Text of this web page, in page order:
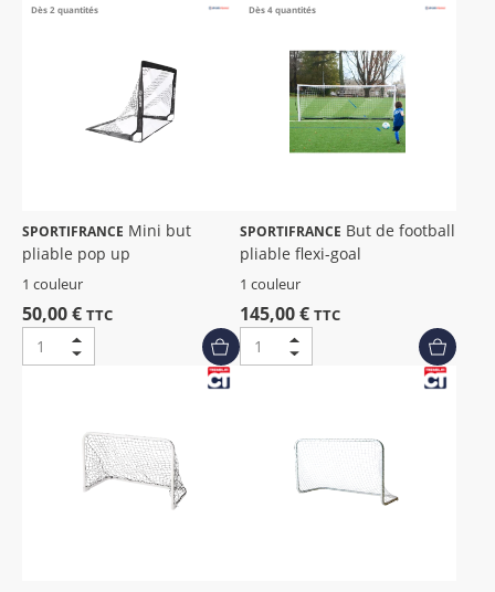
Dès 2 quantités
SPORTIFRANCE
pliable pop up
1 couleur
50,00 € TTC
Dès 4 quantités
SPORTIFRANCE
pliable flexi-goal
1 couleur
145,00 € TTC